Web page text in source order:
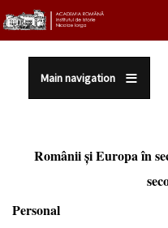
Sari la conținutul principal
Main navigation
Românii şi Europa în
Personal